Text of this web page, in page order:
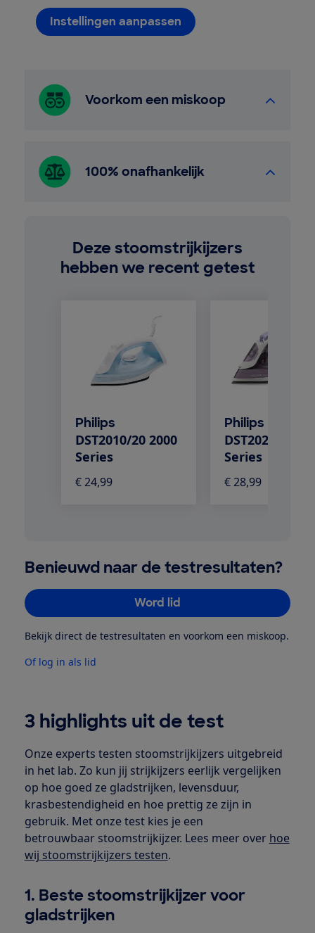
Instellingen aanpassen
Voorkom een miskoop
100% onafhankelijk
Deze stoomstrijkijzers
hebben we recent getest
Philips
DST2010/20 2000
Series
€ 24,99
Philips
DST2020/30
Series
€ 28,99
Benieuwd naar de testresultaten?
Word lid
Bekijk direct de testresultaten en voorkom een miskoop.
Of log in als lid
3 highlights uit de test
Onze experts testen stoomstrijkijzers uitgebreid
in het lab. Zo kun jij strijkijzers eerlijk vergelijken
op hoe goed ze gladstrijken, levensduur,
krasbestendigheid en hoe prettig ze zijn in
gebruik. Met onze test kies je een
betrouwbaar stoomstrijkijzer. Lees meer over hoe
wij stoomstrijkijzers testen.
1. Beste stoomstrijkijzer voor
gladstrijken